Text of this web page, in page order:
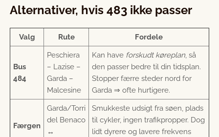
Alternativer, hvis 483 ikke passer
Valg Rute Fordele
Bus
484
Peschiera
– Lazise –
Garda –
Malcesine
Kan have forskudt køreplan, så
den passer bedre til din tidsplan.
Stopper færre steder nord for
Garda ⇒ ofte hurtigere.
Færgen
Garda/Torri
del Benaco
↔
Smukkeste udsigt fra søen, plads
til cykler, ingen trafikpropper. Dog
lidt dyrere og lavere frekvens